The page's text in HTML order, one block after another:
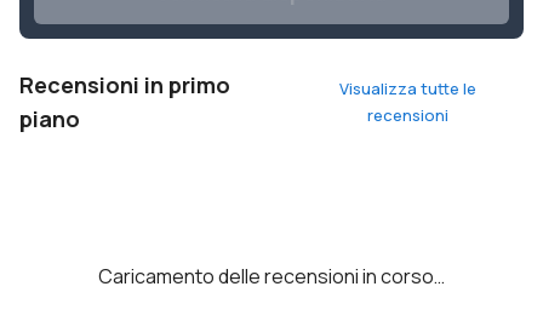
Recensioni in primo
piano
Visualizza tutte le
recensioni
Caricamento delle recensioni in corso…